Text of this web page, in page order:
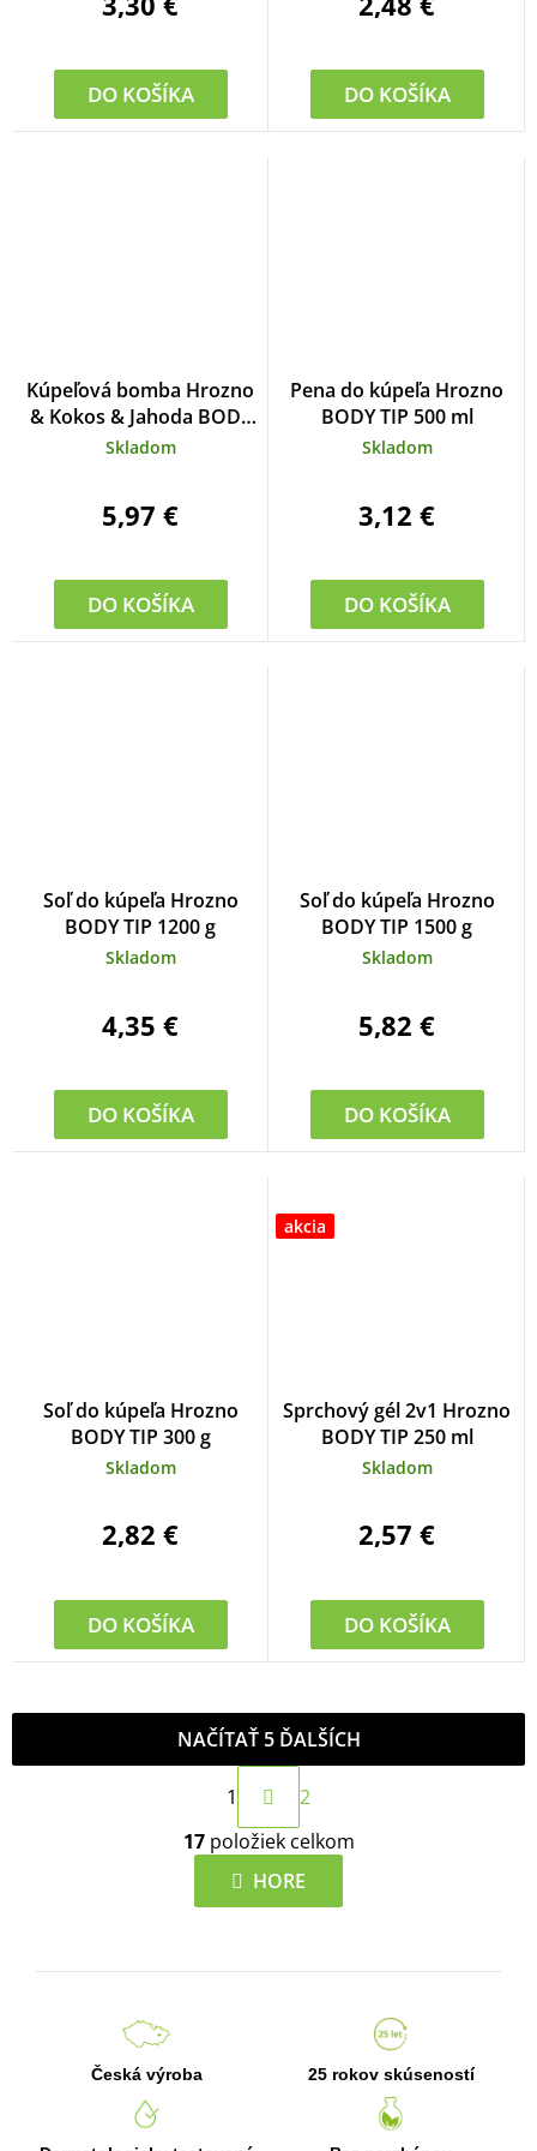
DO KOŠÍKA DO KOŠÍKA
Kúpeľová bomba Hrozno
& Kokos & Jahoda BODY
TIP
Skladom
5,97 €
DO KOŠÍKA
Pena do kúpeľa Hrozno
BODY TIP 500 ml
Skladom
3,12 €
DO KOŠÍKA
Soľ do kúpeľa Hrozno
BODY TIP 1200 g
Skladom
4,35 €
DO KOŠÍKA
Soľ do kúpeľa Hrozno
BODY TIP 1500 g
Skladom
5,82 €
DO KOŠÍKA
Soľ do kúpeľa Hrozno
BODY TIP 300 g
Skladom
2,82 €
DO KOŠÍKA
akcia
Sprchový gél 2v1 Hrozno
BODY TIP 250 ml
Skladom
2,57 €
DO KOŠÍKA
O
v
l
á
a
NAČÍTAŤ 5 ĎALŠÍCH
t
r
á
n
v
1
2
17položiek celkom
HORE
Česká výroba 25 rokov skúseností